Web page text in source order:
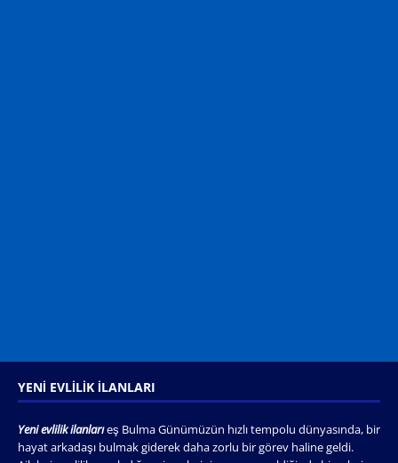
YENI EVLILIK İLANLARI
Yeni evlilik ilanlarıeş Bulma Günümüzün hızlı tempolu dünyasında, bir
hayat arkadaşı bulmak giderek daha zorlu bir görev haline geldi.